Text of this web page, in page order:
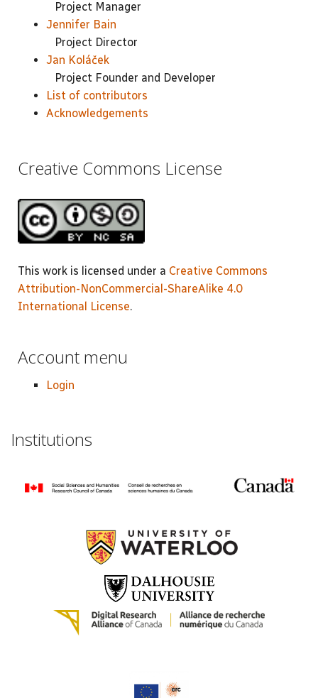
Project Manager
Jennifer Bain
Project Director
Jan Koláček
Project Founder and Developer
List of contributors
Acknowledgements
Creative Commons License
This work is licensed under a Creative Commons
Attribution-NonCommercial-ShareAlike 4.0
International License.
Account menu
Login
Institutions